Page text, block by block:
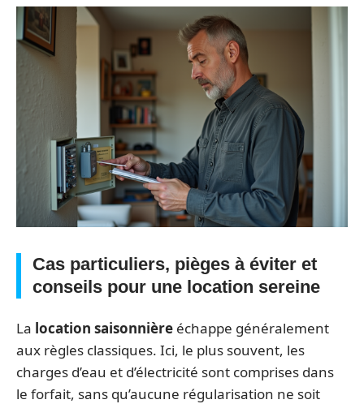
Cas particuliers, pièges à éviter et
conseils pour une location sereine
La location saisonnière échappe généralement
aux règles classiques. Ici, le plus souvent, les
charges d’eau et d’électricité sont comprises dans
le forfait, sans qu’aucune régularisation ne soit